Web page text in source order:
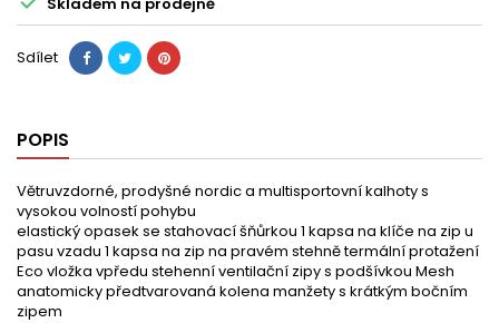
Sdílet
POPIS
Větruvzdorné, prodyšné nordic a multisportovní kalhoty s
vysokou volností pohybu
elastický opasek se stahovací šňůrkou 1 kapsa na klíče na zip u
pasu vzadu 1 kapsa na zip na pravém stehně termální protažení
Eco vložka vpředu stehenní ventilační zipy s podšívkou Mesh
anatomicky předtvarovaná kolena manžety s krátkým bočním
zipem